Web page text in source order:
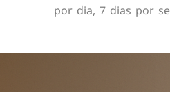
por dia, 7 dias por